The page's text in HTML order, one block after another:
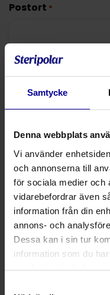
Samtycke
Denna webbplats
Vi använder
och annonserna till
för sociala medier och
vidarebefordrar även
information från din
annons- och
Dessa kan i sin tur
information som du
samlat in när du har
Postort *
Faktureringsadress
Välj pump
Serienummer*